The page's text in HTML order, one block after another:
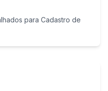
para Cadastro de